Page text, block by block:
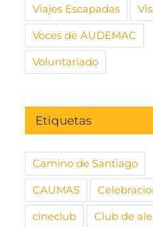
Viajes Escapadas
Voces de AUDEMAC
Voluntariado
Etiquetas
Camino de Santiago
CAUMAS
cineclub
Club de